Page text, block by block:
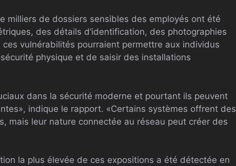
milliers de dossiers sensibles des employés ont été
des détails d’identification, des photographies
vulnérabilités pourraient permettre aux individus
physique et de saisir des installations
dans la sécurité moderne et pourtant ils peuvent
indique le rapport. «Certains systèmes offrent des
mais leur nature connectée au réseau peut créer des
la plus élevée de ces expositions a été détectée en